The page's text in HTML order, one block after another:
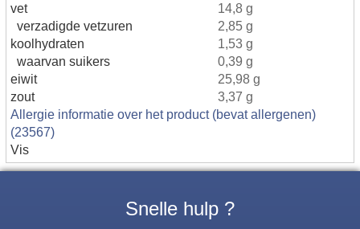
vet
14,8 g
verzadigde vetzuren
2,85 g
koolhydraten
1,53 g
waarvan suikers
0,39 g
eiwit
25,98 g
zout
3,37 g
Allergie informatie over het product (bevat allergenen)
(23567)
Vis
Snelle hulp ?